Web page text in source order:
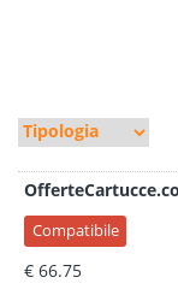
Compatibile
€ 66.75